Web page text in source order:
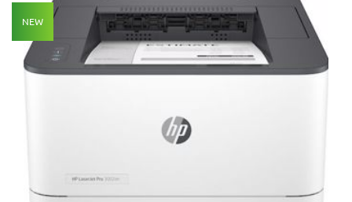
NEW